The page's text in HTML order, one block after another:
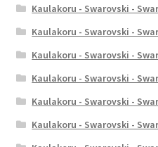
Kaulakoru - Swarovski -
Kaulakoru - Swarovski -
Kaulakoru - Swarovski -
Kaulakoru - Swarovski -
Kaulakoru - Swarovski -
Kaulakoru - Swarovski -